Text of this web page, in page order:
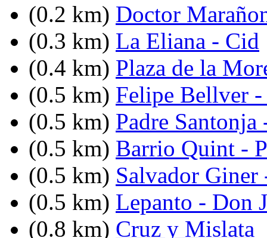
(0.2 km) Doctor
(0.3 km) La Eliana - Cid
(0.4 km) Plaza de la
(0.5 km) Felipe Bellver
(0.5 km) Padre
(0.5 km) Barrio Quint -
(0.5 km) Salvador Giner
(0.5 km) Lepanto - Don
(0.8 km) Cruz y Mislata